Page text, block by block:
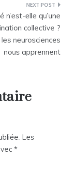
n’est-elle qu’une
collective ?
neurosciences
nous apprennent
Les
*